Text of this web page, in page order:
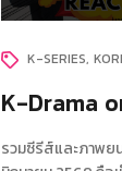
K-SERIES
K-Drama
รวมซีรีส์และภาพย